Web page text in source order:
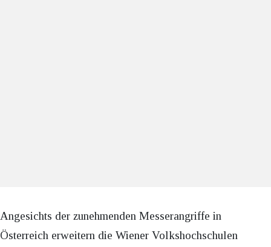
Angesichts der zunehmenden Messerangriffe in
Österreich erweitern die Wiener Volkshochschulen